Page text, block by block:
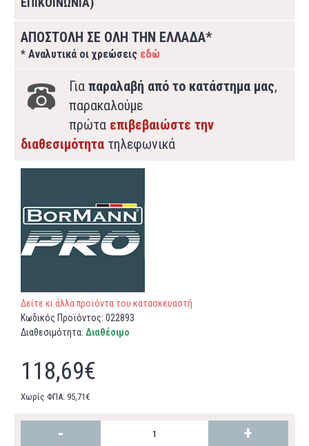
ΑΠΟΣΤΟΛΗ ΣΕ ΟΛΗ ΤΗΝ ΕΛΛΑΔΑ*
* Αναλυτικά οι χρεώσεις εδώ
Για παραλαβή από το κατάστημα μας,
παρακαλούμε
πρώτα επιβεβαιώστε την
διαθεσιμότητα τηλεφωνικά
Δείτε κι άλλα προϊόντα του κατασκευαστή
Κωδικός Προϊόντος: 022893
Διαθεσιμότητα: Διαθέσιμο
118,69€
Χωρίς ΦΠΑ: 95,71€
- +